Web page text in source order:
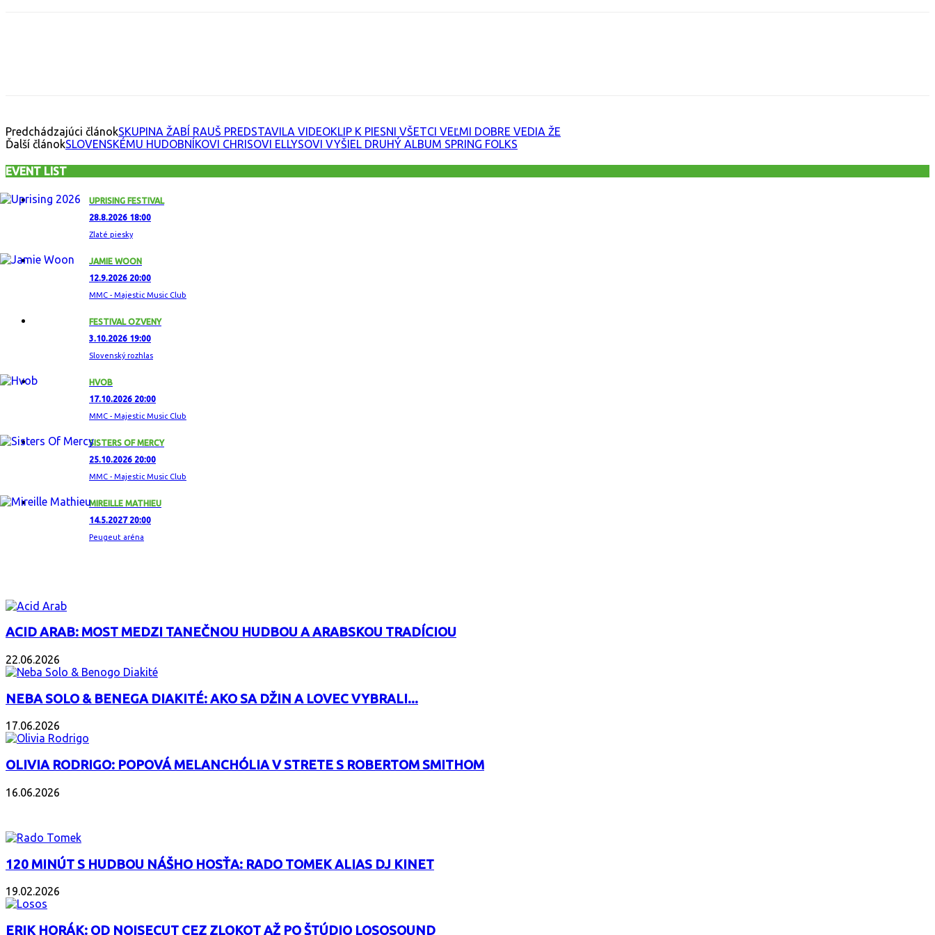
Predchádzajúci článokSKUPINA ŽABÍ RAUŠ PREDSTAVILA VIDEOKLIP K PIESNI VŠETCI VEĽMI DOBRE VEDIA ŽE
Ďalší článokSLOVENSKÉMU HUDOBNÍKOVI CHRISOVI ELLYSOVI VYŠIEL DRUHÝ ALBUM SPRING FOLKS
EVENT LIST
UPRISING FESTIVAL
28.8.2026 18:00
Zlaté piesky
JAMIE WOON
12.9.2026 20:00
MMC - Majestic Music Club
FESTIVAL OZVENY
3.10.2026 19:00
Slovenský rozhlas
HVOB
17.10.2026 20:00
MMC - Majestic Music Club
SISTERS OF MERCY
25.10.2026 20:00
MMC - Majestic Music Club
MIREILLE MATHIEU
14.5.2027 20:00
Peugeut aréna
ACID ARAB: MOST MEDZI TANEČNOU HUDBOU A ARABSKOU TRADÍCIOU
22.06.2026
NEBA SOLO & BENEGA DIAKITÉ: AKO SA DŽIN A LOVEC VYBRALI...
17.06.2026
OLIVIA RODRIGO: POPOVÁ MELANCHÓLIA V STRETE S ROBERTOM SMITHOM
16.06.2026
120 MINÚT S HUDBOU NÁŠHO HOSŤA: RADO TOMEK ALIAS DJ KINET
19.02.2026
ERIK HORÁK: OD NOISECUT CEZ ZLOKOT AŽ PO ŠTÚDIO LOSOSOUND